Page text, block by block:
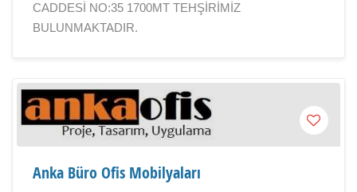
CADDESİ NO:35 1700MT TEHŞİRİMİZ
BULUNMAKTADIR.
Anka Büro Ofis Mobilyaları